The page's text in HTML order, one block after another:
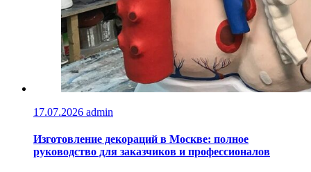
17.07.2026 admin
Изготовление декораций в Москве: полное
руководство для заказчиков и профессионалов